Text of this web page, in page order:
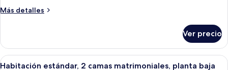
King
Más detalles
Más
estándar,
cama
Ver precio
Abrir
Un área de estar exterior moderna
8
Habitación estándar, 2 camas matrimoniales, planta baja